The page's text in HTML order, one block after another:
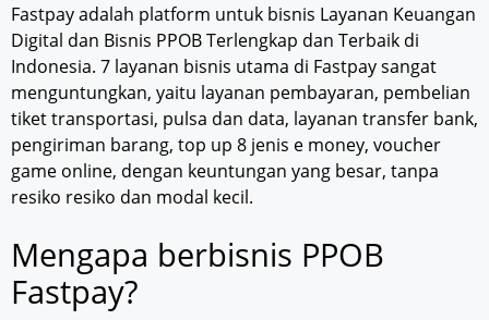
Fastpay adalah platform untuk bisnis Layanan Keuangan
Digital dan Bisnis PPOB Terlengkap dan Terbaik di
Indonesia. 7 layanan bisnis utama di Fastpay sangat
menguntungkan, yaitu layanan pembayaran, pembelian
tiket transportasi, pulsa dan data, layanan transfer bank,
pengiriman barang, top up 8 jenis e money, voucher
game online, dengan keuntungan yang besar, tanpa
resiko resiko dan modal kecil.
Mengapa berbisnis PPOB
Fastpay?